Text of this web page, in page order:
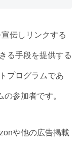
伝しリンクする
る手段を提供する
プログラムであ
参加者です。
や他の広告掲載